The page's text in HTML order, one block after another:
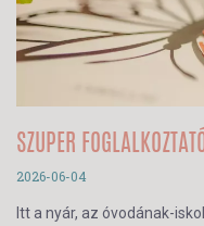
SZUPER
2026-06-04
Itt a nyár, az óvodának-